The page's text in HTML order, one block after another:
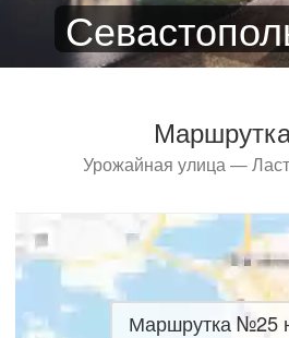
Урожайная улица —
Маршрутка №25